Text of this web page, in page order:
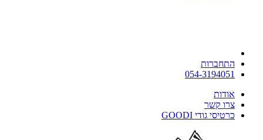
התחברות
054-3194051
אודות
צרו קשר
כרטיסי גודי GOODI